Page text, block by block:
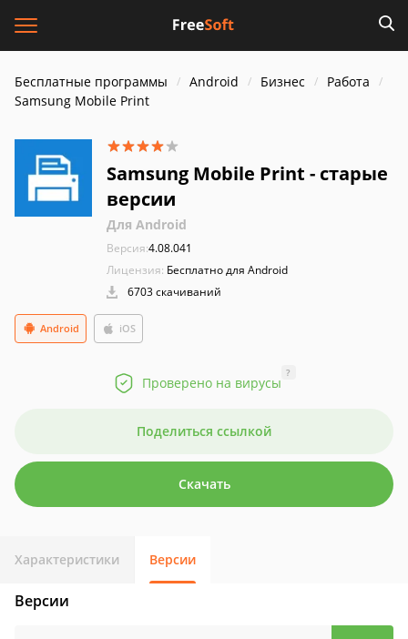
Бесплатные программы Android Бизнес
Работа
Samsung Mobile Print
Samsung Mobile Print - старые
версии
Для Android
Версия:4.08.041
Лицензия: Бесплатно для Android
6703 скачиваний
Android iOS
Проверено на вирусы
?
Поделиться ссылкой
Скачать
Характеристики Версии
Версии